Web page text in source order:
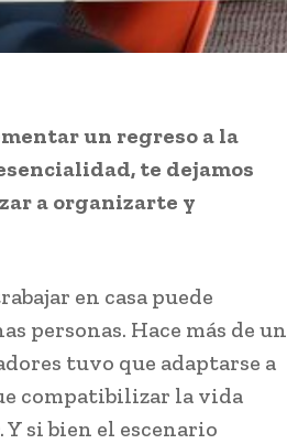
un regreso a la
te dejamos
a organizarte y
en casa puede
personas. Hace más de un
tuvo que adaptarse a
compatibilizar la vida
si bien el escenario